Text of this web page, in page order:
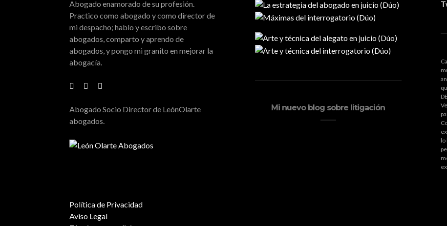
Abogado enamorado de su profesión.
Practico como abogado y como director de
mi despacho; hablo y escribo sobre
abogados, comparto y aprendo de
abogados, y pongo mi granito en mejorar la
abogacía.
Abogado Socio Director de LeónOlarte
abogados.
Política de Privacidad
Aviso Legal
Mi nuevo blog sobre litigación
lo